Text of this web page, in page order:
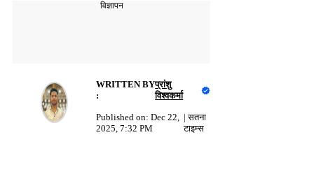
विज्ञापन
WRITTEN BY
:
प्रांशु
विश्वकर्मा
Published on: Dec 22,
2025, 7:32 PM
|सतना
टाइम्स